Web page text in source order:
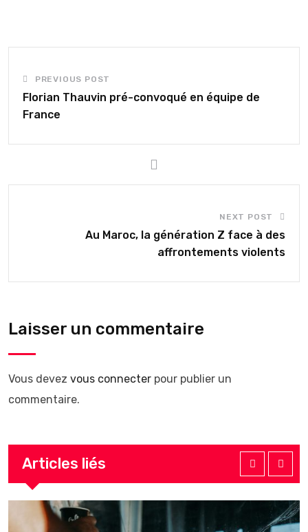
PREVIOUS POST
Florian Thauvin pré-convoqué en équipe de
France
NEXT POST
Au Maroc, la génération Z face à des
affrontements violents
Laisser un commentaire
Vous devez vous connecter pour publier un
commentaire.
Articles liés